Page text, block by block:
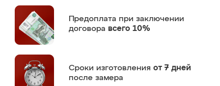
Предоплата при заключении
договора всего 10%
Сроки изготовления от 7 дней
после замера